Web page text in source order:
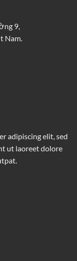
9,
Nam.
adipiscing elit, sed
ut laoreet dolore